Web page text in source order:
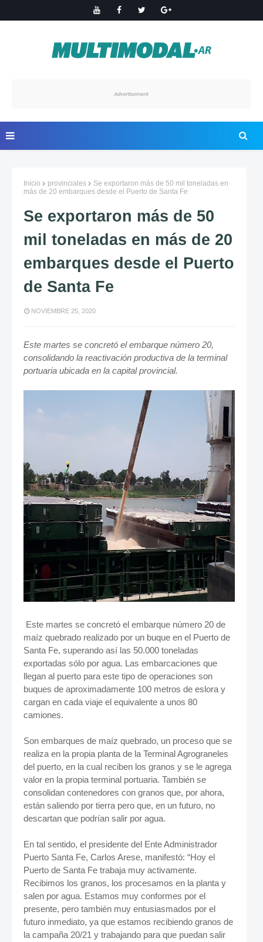
Inicio provinciales
Se exportaron más de 50 mil toneladas en
más de 20 embarques desde el Puerto de Santa Fe
Se exportaron más de 50
mil toneladas en más de 20
embarques desde el Puerto
de Santa Fe
NOVIEMBRE 25, 2020
Este martes se concretó el embarque número 20,
consolidando la reactivación productiva de la terminal
portuaria ubicada en la capital provincial.
Este martes se concretó el embarque número 20 de
maíz quebrado realizado por un buque en el Puerto de
Santa Fe, superando así las 50.000 toneladas
exportadas sólo por agua. Las embarcaciones que
llegan al puerto para este tipo de operaciones son
buques de aproximadamente 100 metros de eslora y
cargan en cada viaje el equivalente a unos 80
camiones.
Son embarques de maíz quebrado, un proceso que se
realiza en la propia planta de la Terminal Agrograneles
del puerto, en la cual reciben los granos y se le agrega
valor en la propia terminal portuaria. También se
consolidan contenedores con granos que, por ahora,
están saliendo por tierra pero que, en un futuro, no
descartan que podrían salir por agua.
En tal sentido, el presidente del Ente Administrador
Puerto Santa Fe, Carlos Arese, manifestó: “Hoy el
Puerto de Santa Fe trabaja muy activamente.
Recibimos los granos, los procesamos en la planta y
salen por agua. Estamos muy conformes por el
presente, pero también muy entusiasmados por el
futuro inmediato, ya que estamos recibiendo granos de
la campaña 20/21 y trabajando para que puedan salir